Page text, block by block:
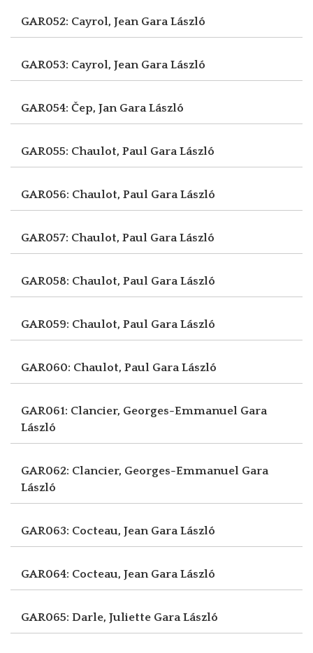
GAR052: Cayrol, Jean Gara László
GAR053: Cayrol, Jean Gara László
GAR054: Čep, Jan Gara László
GAR055: Chaulot, Paul Gara László
GAR056: Chaulot, Paul Gara László
GAR057: Chaulot, Paul Gara László
GAR058: Chaulot, Paul Gara László
GAR059: Chaulot, Paul Gara László
GAR060: Chaulot, Paul Gara László
GAR061: Clancier, Georges-Emmanuel Gara
László
GAR062: Clancier, Georges-Emmanuel Gara
László
GAR063: Cocteau, Jean Gara László
GAR064: Cocteau, Jean Gara László
GAR065: Darle, Juliette Gara László